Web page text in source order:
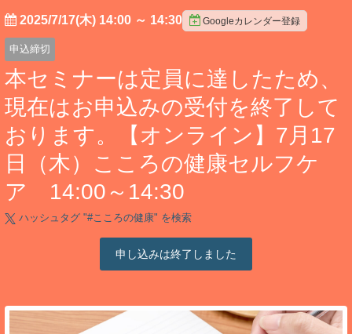
2025/7/17(木) 14:00 ～ 14:30 Googleカレンダー登録
申込締切
本セミナーは定員に達したため、
現在はお申込みの受付を終了して
おります。【オンライン】7月17
日（木）こころの健康セルフケ
ア 14:00～14:30
ハッシュタグ "#こころの健康" を検索
申し込みは終了しました